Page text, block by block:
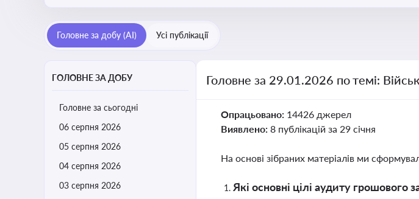
Головне за добу (AI) Усі публікації
ГОЛОВНЕ ЗА ДОБУ
Головне за сьогодні
06 серпня 2026
05 серпня 2026
04 серпня 2026
03 серпня 2026
Головне за 29.01.2026 по темі:
Опрацьовано: 14426 джерел
Виявлено: 8 публікацій за 29 січня
На основі зібраних матеріалів ми
Які основні цілі аудиту грошового